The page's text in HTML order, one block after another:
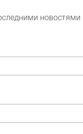
новостями